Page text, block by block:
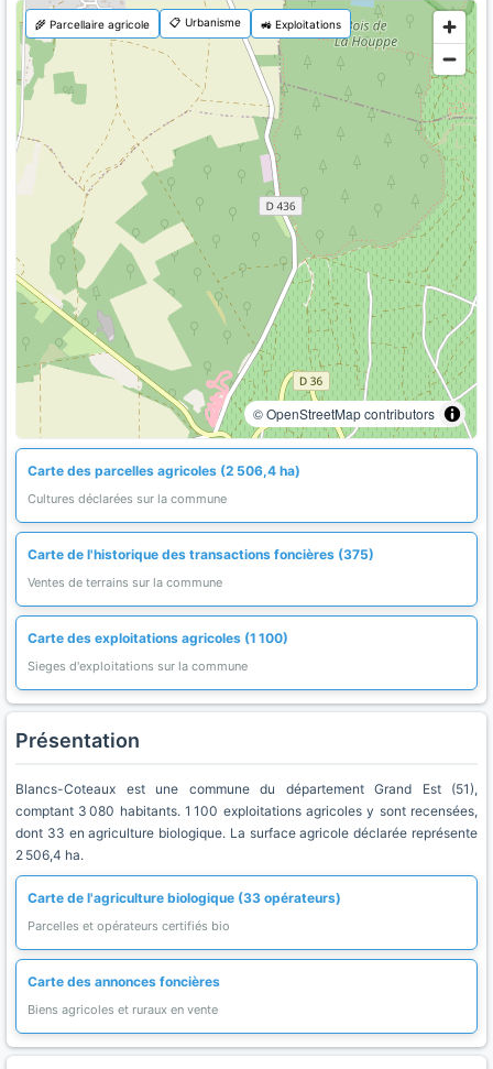
© OpenStreetMap contributors
🌾 Parcellaire agricole 📋 Urbanisme 🚜 Exploitations
Carte des parcelles agricoles (2 506,4 ha)
Cultures déclarées sur la commune
Carte de l'historique des transactions foncières (375)
Ventes de terrains sur la commune
Carte des exploitations agricoles (1 100)
Sieges d'exploitations sur la commune
Présentation
Blancs-Coteaux est une commune du département Grand Est (51),
comptant 3 080 habitants. 1 100 exploitations agricoles y sont recensées,
dont 33 en agriculture biologique. La surface agricole déclarée représente
2 506,4 ha.
Carte de l'agriculture biologique (33 opérateurs)
Parcelles et opérateurs certifiés bio
Carte des annonces foncières
Biens agricoles et ruraux en vente